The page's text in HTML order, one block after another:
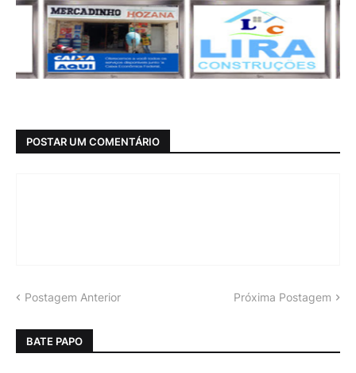
POSTAR UM COMENTÁRIO
Postagem Anterior Próxima Postagem
BATE PAPO